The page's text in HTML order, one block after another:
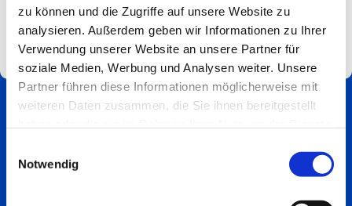
zu können und die Zugriffe auf unsere Website zu
analysieren. Außerdem geben wir Informationen zu Ihrer
Verwendung unserer Website an unsere Partner für
soziale Medien, Werbung und Analysen weiter. Unsere
Partner führen diese Informationen möglicherweise mit
weiteren Daten zusammen, die Sie ihnen bereitgestellt
Notwendig